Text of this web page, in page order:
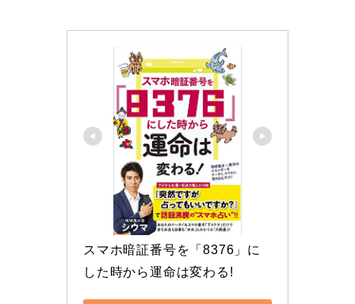
スマホ暗証番号を「8376」に
した時から運命は変わる!